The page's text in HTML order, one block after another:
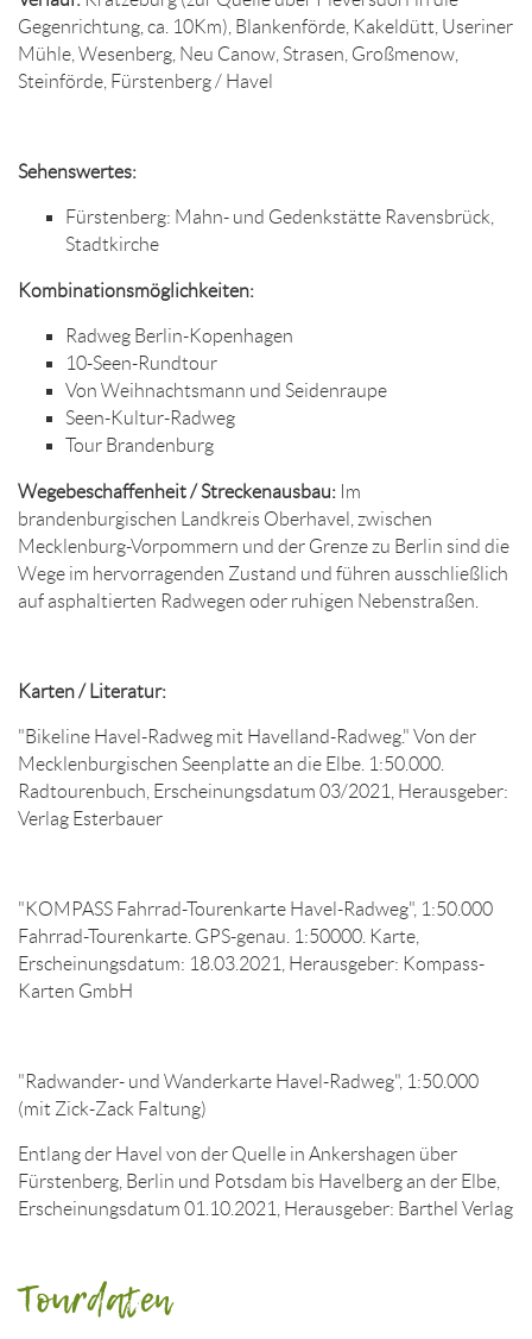
Gegenrichtung, ca. 10Km), Blankenförde, Kakeldütt, Useriner
Mühle, Wesenberg, Neu Canow, Strasen, Großmenow,
Steinförde, Fürstenberg / Havel
Sehenswertes:
Fürstenberg: Mahn- und Gedenkstätte Ravensbrück,
Stadtkirche
Kombinationsmöglichkeiten:
Radweg Berlin-Kopenhagen
10-Seen-Rundtour
Von Weihnachtsmann und Seidenraupe
Seen-Kultur-Radweg
Tour Brandenburg
Wegebeschaffenheit / Streckenausbau: Im
brandenburgischen Landkreis Oberhavel, zwischen
Mecklenburg-Vorpommern und der Grenze zu Berlin sind die
Wege im hervorragenden Zustand und führen ausschließlich
auf asphaltierten Radwegen oder ruhigen Nebenstraßen.
Karten / Literatur:
"Bikeline Havel-Radweg mit Havelland-Radweg." Von der
Mecklenburgischen Seenplatte an die Elbe. 1:50.000.
Radtourenbuch, Erscheinungsdatum 03/2021, Herausgeber:
Verlag Esterbauer
"KOMPASS Fahrrad-Tourenkarte Havel-Radweg", 1:50.000
Fahrrad-Tourenkarte. GPS-genau. 1:50000. Karte,
Erscheinungsdatum: 18.03.2021, Herausgeber: Kompass-
Karten GmbH
"Radwander- und Wanderkarte Havel-Radweg", 1:50.000
(mit Zick-Zack Faltung)
Entlang der Havel von der Quelle in Ankershagen über
Fürstenberg, Berlin und Potsdam bis Havelberg an der Elbe,
Erscheinungsdatum 01.10.2021, Herausgeber: Barthel Verlag
Tourdaten